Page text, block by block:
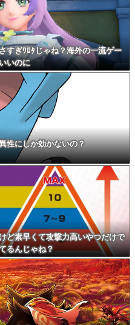
すぎﾜﾛﾀじゃね？海外の一流ゲー
いのに
性にしか効かないの？
ど素早くて攻撃力高いやつだけで
るんじゃね？